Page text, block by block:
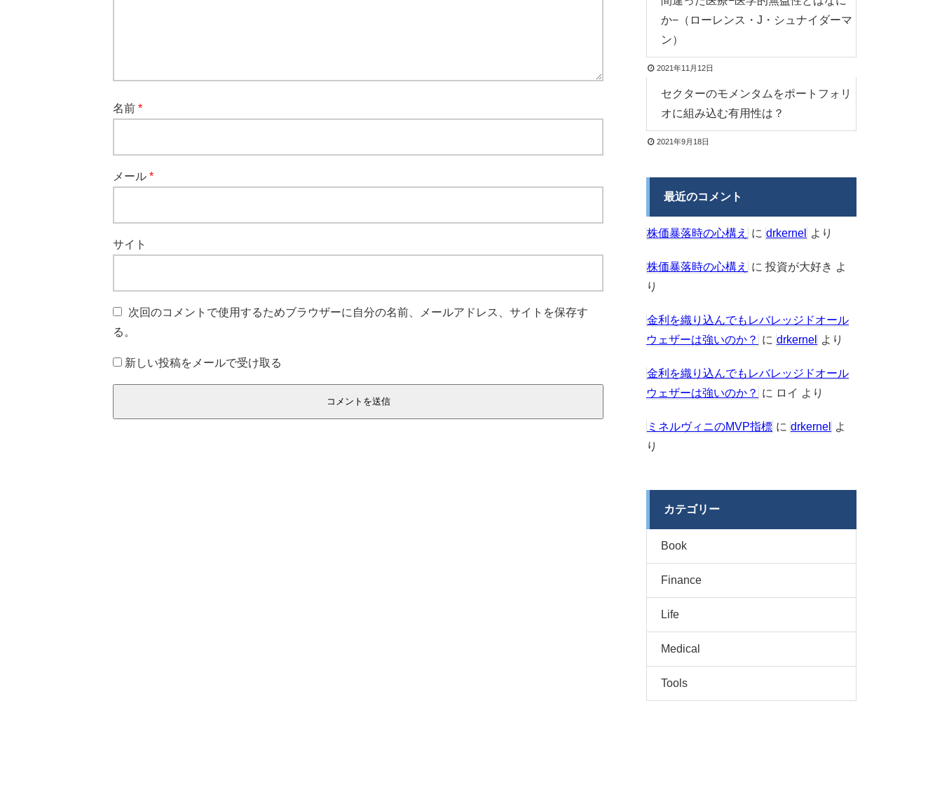
名前 *
メール *
サイト
次回のコメントで使用するためブラウザーに自分の名前、メールアドレス、サイトを保存す
る。
新しい投稿をメールで受け取る
か−（ローレンス・J・シュナイダーマ
ン）
2021年11月12日
セクターのモメンタムをポートフォリ
オに組み込む有用性は？
2021年9月18日
最近のコメント
株価暴落時の心構え に drkernel より
株価暴落時の心構え に 投資が大好き よ
り
金利を織り込んでもレバレッジドオール
ウェザーは強いのか？ に drkernel より
金利を織り込んでもレバレッジドオール
ウェザーは強いのか？ に ロイ より
ミネルヴィニのMVP指標 に drkernel
よ
り
カテゴリー
Book
Finance
Life
Medical
Tools